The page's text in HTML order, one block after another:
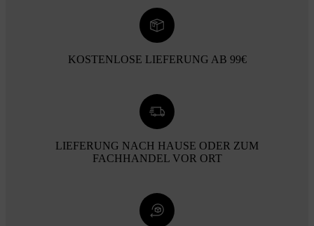
KOSTENLOSE LIEFERUNG AB 99€
LIEFERUNG NACH HAUSE ODER ZUM
FACHHANDEL VOR ORT